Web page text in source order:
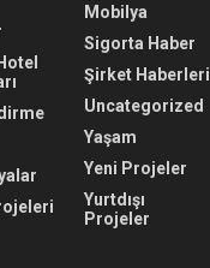
Mobilya
Sigorta Haber
Şirket Haberleri
Uncategorized
Yaşam
Yeni Projeler
Yurtdışı
Projeler